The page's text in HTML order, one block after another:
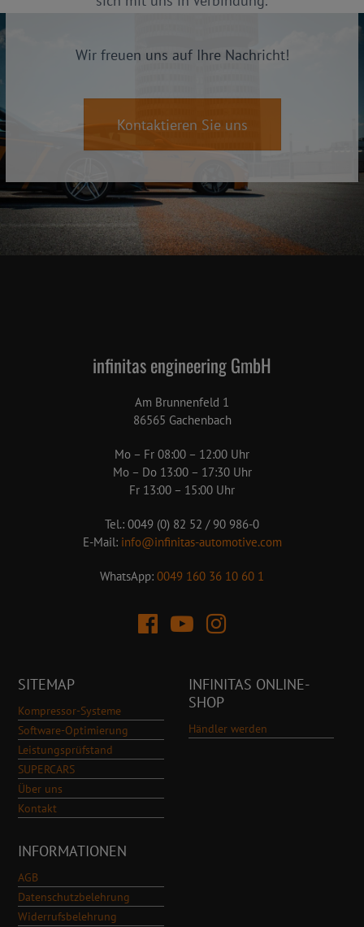
Wir freuen uns auf Ihre Nachricht!
Kontaktieren Sie uns
infinitas engineering GmbH
Am Brunnenfeld 1
86565 Gachenbach
Mo – Fr 08:00 – 12:00 Uhr
Mo – Do 13:00 – 17:30 Uhr
Fr 13:00 – 15:00 Uhr
Tel.: 0049 (0) 82 52 / 90 986-0
E-Mail: info@infinitas-automotive.com
WhatsApp: 0049 160 36 10 60 1
SITEMAP
Kompressor-Systeme
Software-Optimierung
Leistungsprüfstand
SUPERCARS
Über uns
Kontakt
INFINITAS ONLINE-
SHOP
Händler werden
INFORMATIONEN
AGB
Datenschutzbelehrung
Widerrufsbelehrung